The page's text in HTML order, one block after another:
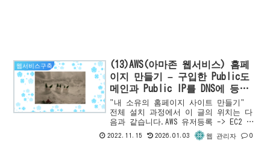
웹서비스구축
(13)AWS(아마존 웹서비스) 홈페
이지 만들기 – 구입한 Public도
메인과 Public IP를 DNS에 등록
하기
"내 소유의 홈페이지 사이트 만들기"
전체 설치 과정에서 이 글의 위치는 다
음과 같습니다.AWS 유저등록 -> EC2 인
스턴스 등록 -> EC2 인스턴스 확인 -
2022.11.15 2026.01.03 웹 관리자 0